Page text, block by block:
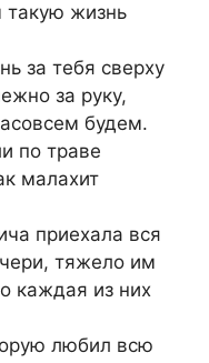
жизнь
за тебя сверху
за руку,
будем.
по траве
малахит
приехала вся
тяжело им
каждая из них
любил всю